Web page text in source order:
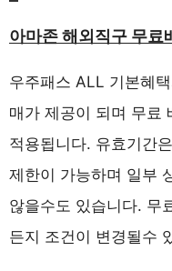
아마존 해외직구 무료
우주패스 ALL 기본혜
매가 제공이 되며 무료
적용됩니다. 유효기간
제한이 가능하며 일부
않을수도 있습니다. 무
든지 조건이 변경될수